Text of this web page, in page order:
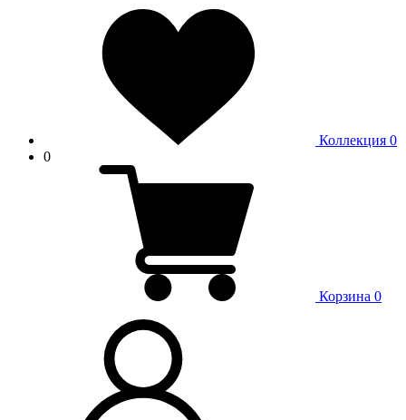
Коллекция 0
0
Корзина 0